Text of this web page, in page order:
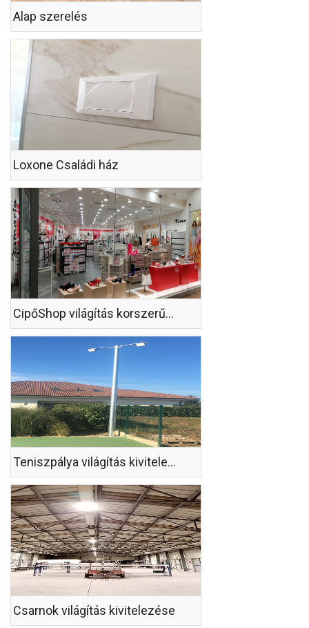
Alap szerelés
Loxone Családi ház
CipőShop világítás korszerűsítés
Teniszpálya világítás kivitelezése
Csarnok világítás kivitelezése